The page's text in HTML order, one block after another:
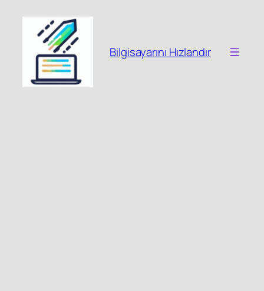
Bilgisayarını Hızlandır